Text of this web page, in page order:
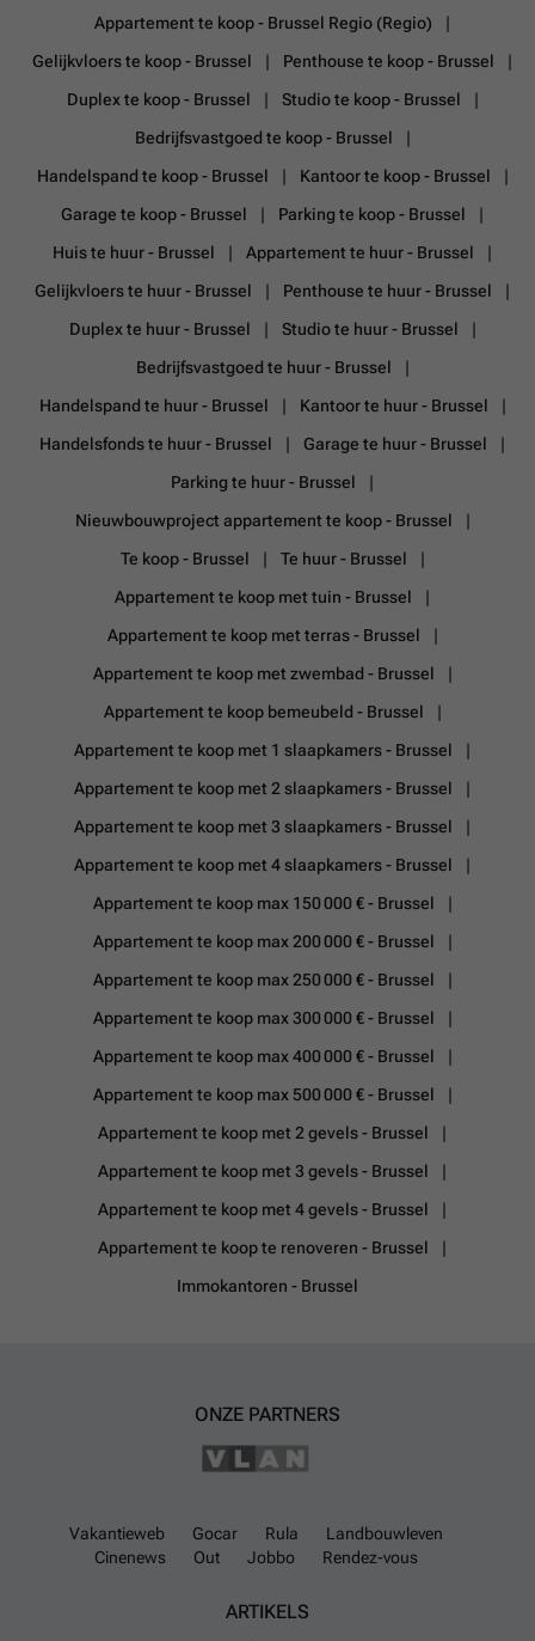
hoogperformante isolerende beglazing die specifiek werd ontworpen
Appartement te koop - Brussel Regio (Regio)
Gelijkvloers te koop - Brussel
Penthouse te koop - Brussel
Duplex te koop - Brussel
Studio te koop - Brussel
Bedrijfsvastgoed te koop - Brussel
Handelspand te koop - Brussel
Kantoor te koop - Brussel
Garage te koop - Brussel
Parking te koop - Brussel
Huis te huur - Brussel
Appartement te huur - Brussel
Gelijkvloers te huur - Brussel
Penthouse te huur - Brussel
Duplex te huur - Brussel
Studio te huur - Brussel
Bedrijfsvastgoed te huur - Brussel
Handelspand te huur - Brussel
Kantoor te huur - Brussel
Handelsfonds te huur - Brussel
Garage te huur - Brussel
Parking te huur - Brussel
Nieuwbouwproject appartement te koop - Brussel
Te koop - Brussel
Te huur - Brussel
Appartement te koop met tuin - Brussel
Appartement te koop met terras - Brussel
Appartement te koop met zwembad - Brussel
Appartement te koop bemeubeld - Brussel
Appartement te koop met 1 slaapkamers - Brussel
Appartement te koop met 2 slaapkamers - Brussel
Appartement te koop met 3 slaapkamers - Brussel
Appartement te koop met 4 slaapkamers - Brussel
Appartement te koop max 150 000 € - Brussel
Appartement te koop max 200 000 € - Brussel
Appartement te koop max 250 000 € - Brussel
Appartement te koop max 300 000 € - Brussel
Appartement te koop max 400 000 € - Brussel
Appartement te koop max 500 000 € - Brussel
Appartement te koop met 2 gevels - Brussel
Appartement te koop met 3 gevels - Brussel
Appartement te koop met 4 gevels - Brussel
Appartement te koop te renoveren - Brussel
Immokantoren - Brussel
ONZE PARTNERS
Vakantieweb Gocar Rula
Landbouwleven
Cinenews
Out Jobbo Rendez-vous
ARTIKELS